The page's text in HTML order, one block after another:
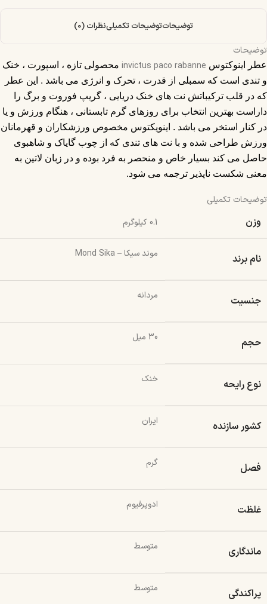
توضیحاتتوضیحات تکمیلینظرات (0)
توضیحات
عطر اینوکتوس invictus paco rabanne محصولی تازه ، اسپورت ، خنک
و تندی است که سمبلی از قدرت ، تحرک و انرژی می باشد . این عطر
که در قلب ترکیباتش نت های خنک دریایی ، گریپ فوروت و برگ را
داراست بهترین انتخاب برای روزهای گرم تابستانی ، هنگام ورزش و یا
در کنار استخر می باشد . اینویکتوس مخصوص ورزشکاران و قهرمانان
ورزش طراحی شده و با نت های تندی که از چوب گایاک و شاهبوی
حاصل می کند بسیار خاص و منحصر به فرد بوده و در زبان لاتین به
معنی شکست ناپذیر ترجمه می شود.
توضیحات تکمیلی
وزن 0.1 کیلوگرم
نام برند موند سیکا – Mond Sika
جنسیت مردانه
حجم 30 میل
نوع رایحه خنک
کشور سازنده ایران
فصل گرم
غلظت ادوپرفیوم
ماندگاری متوسط
پراکندگی متوسط